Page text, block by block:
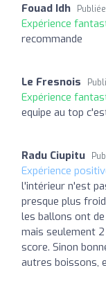
Fouad Idh
Expérience
recommande
Le Fresnois
Expérience
equipe au top
Radu Ciupitu
Expérience
l'intérieur n'est
presque plus
les ballons ont
mais seulement
score. Sinon
autres boissons,